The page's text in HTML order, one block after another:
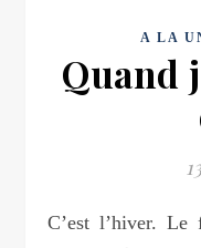
A LA
Quand
C’est l’hiver. Le froid, la déprime, les impôts,